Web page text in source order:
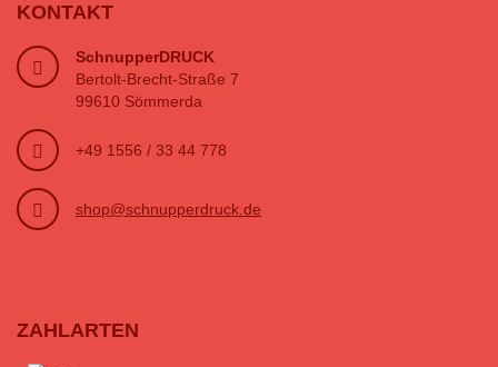
KONTAKT
SchnupperDRUCK
Bertolt-Brecht-Straße 7
99610 Sömmerda
+49 1556 / 33 44 778
shop@schnupperdruck.de
ZAHLARTEN